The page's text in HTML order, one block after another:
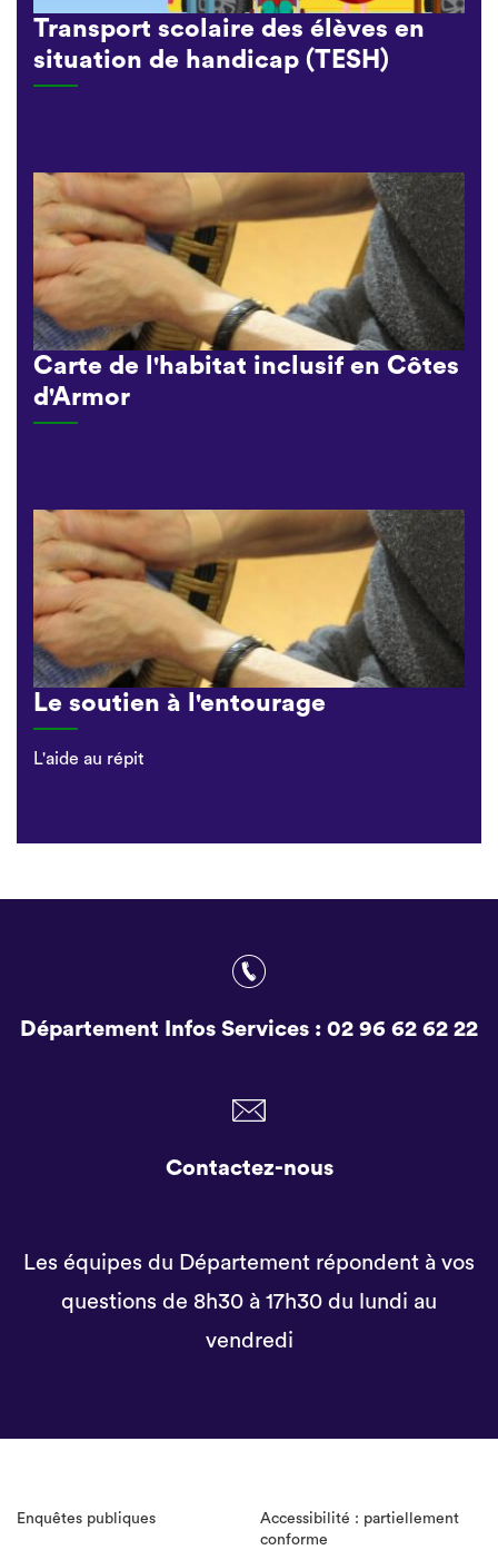
Transport scolaire des élèves en
situation de handicap (TESH)
Carte de l'habitat inclusif en Côtes
d'Armor
Le soutien à l'entourage
L'aide au répit
Département Infos Services : 02 96 62 62 22
Contactez-nous
Les équipes du Département répondent à vos
questions de 8h30 à 17h30 du lundi au
vendredi
Enquêtes publiques
Accessibilité : partiellement
conforme